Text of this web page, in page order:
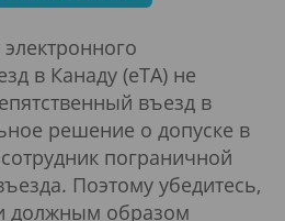
в Канаду (eTA) не
въезд в
решение о допуске в
пограничной
Поэтому убедитесь,
должным образом